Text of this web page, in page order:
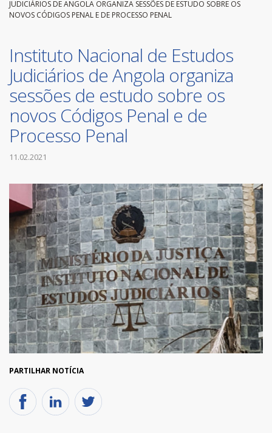
JUDICIÁRIOS DE ANGOLA ORGANIZA SESSÕES DE ESTUDO SOBRE OS
NOVOS CÓDIGOS PENAL E DE PROCESSO PENAL
Instituto Nacional de Estudos
Judiciários de Angola organiza
sessões de estudo sobre os
novos Códigos Penal e de
Processo Penal
11.02.2021
PARTILHAR NOTÍCIA